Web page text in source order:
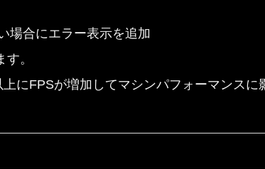
場合にエラー表示を追加
。
にFPSが増加してマシンパフォーマンスに